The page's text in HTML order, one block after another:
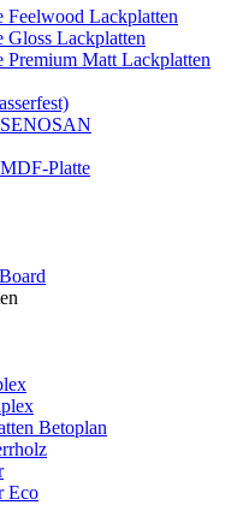
Feelwood Lackplatten
Gloss Lackplatten
Premium Matt Lackplatten
Platte
Betoplan
Eco